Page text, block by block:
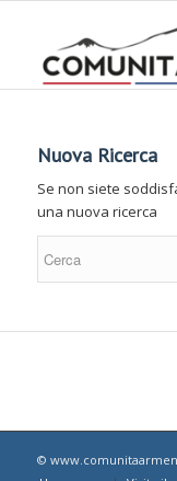
Nuova Ricerca
Se non siete
una nuova ricerca
©